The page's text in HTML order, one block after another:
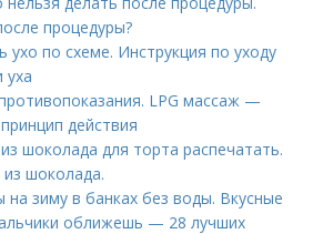
процедуры?
по схеме. Инструкция по уходу
уха
LPG массаж —
действия
шоколада для торта распечатать.
из шоколада.
зиму в банках без воды. Вкусные
оближешь — 28 лучших